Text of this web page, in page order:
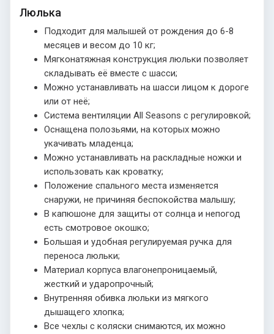
Люлька
Подходит для малышей от рождения до 6-8
месяцев и весом до 10 кг;
Мягконатяжная конструкция люльки позволяет
складывать её вместе с шасси;
Можно устанавливать на шасси лицом к дороге
или от неё;
Система вентиляции All Seasons с регулировкой;
Оснащена полозьями, на которых можно
укачивать младенца;
Можно устанавливать на раскладные ножки и
использовать как кроватку;
Положение спального места изменяется
снаружи, не причиняя беспокойства малышу;
В капюшоне для защиты от солнца и непогод
есть смотровое окошко;
Большая и удобная регулируемая ручка для
переноса люльки;
Материал корпуса влагонепроницаемый,
жесткий и ударопрочный;
Внутренняя обивка люльки из мягкого
дышащего хлопка;
Все чехлы с коляски снимаются, их можно